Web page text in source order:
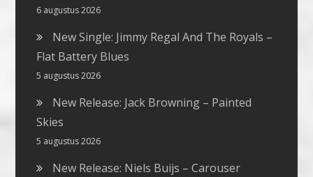
6 augustus 2026
New Single: Jimmy Regal And The Royals –
Flat Battery Blues
5 augustus 2026
New Release: Jack Browning – Painted
Skies
5 augustus 2026
New Release: Niels Buijs – Carouser